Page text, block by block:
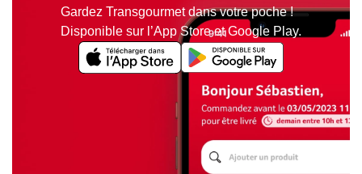
Gardez Transgourmet dans votre poche !
Disponible sur l’App Store et Google Play.